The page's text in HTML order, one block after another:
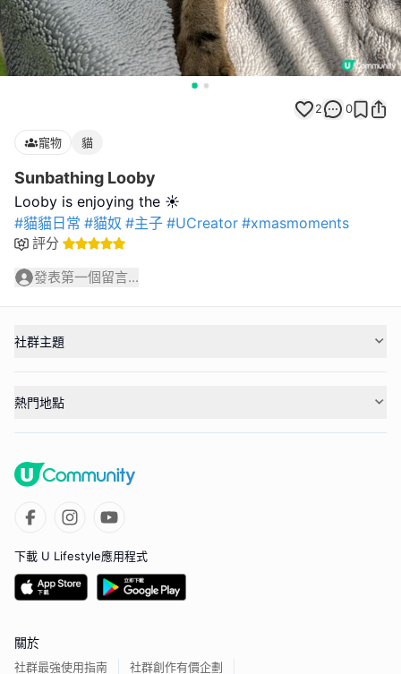
2 0
寵物 貓
Sunbathing Looby
#貓貓日常 #貓奴 #主子 #UCreator #xmasmoments
評分
發表第一個留言...
社群主題
熱門地點
下載 U Lifestyle應用程式
關於
社群最強使用指南 社群創作有價企劃